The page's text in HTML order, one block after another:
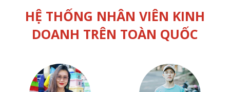
HỆ THỐNG NHÂN VIÊN KINH
DOANH TRÊN TOÀN QUỐC